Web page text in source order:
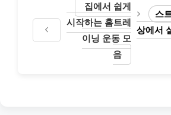
집에서 쉽게
시작하는 홈트레
이닝 운동 모
음
스
상에서